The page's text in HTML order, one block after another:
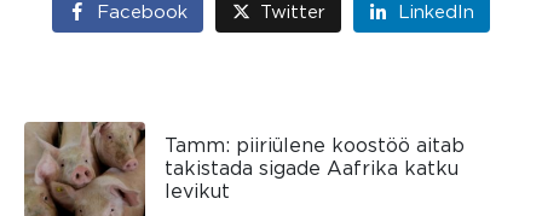
Facebook Twitter LinkedIn
Tamm: piiriülene koostöö aitab
takistada sigade Aafrika katku
levikut